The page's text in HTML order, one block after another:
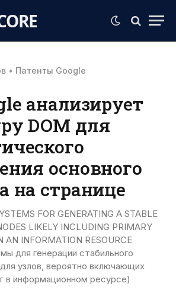
• Патенты Google
анализирует
DOM для
основного
на странице
FOR GENERATING A STABLE
LIKELY INCLUDING PRIMARY
AN INFORMATION RESOURCE
для генерации стабильного
узлов, вероятно включающих
в информационном ресурсе)